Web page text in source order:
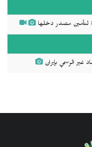
لتأمين مصدر دخلها
غير الرسمي بإيران